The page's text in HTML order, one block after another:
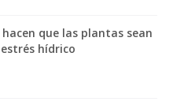
of
que las plantas sean
hídrico